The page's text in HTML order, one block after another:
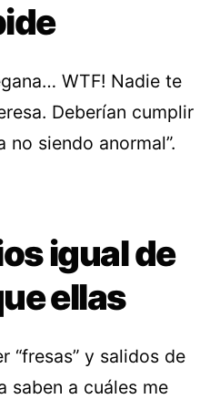
WTF! Nadie te
Deberían cumplir
no siendo anormal”.
igual de
ellas
“fresas” y salidos de
saben a cuáles me